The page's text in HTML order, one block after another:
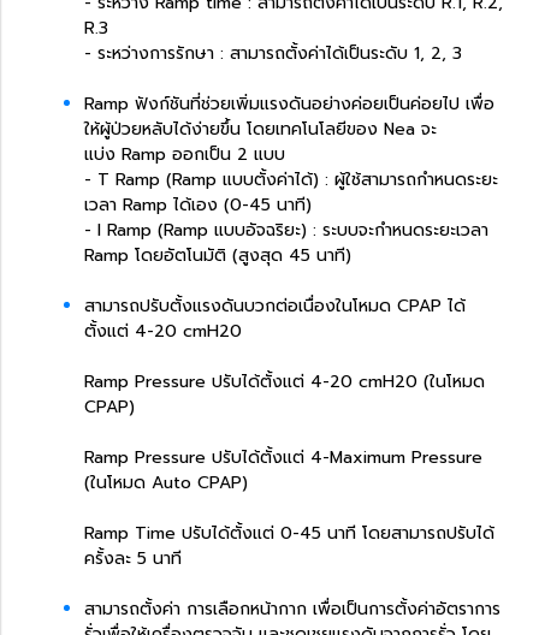
R.3
- ระหว่างการรักษา : สามารถตั้งค่าได้เป็นระดับ 1, 2, 3
Ramp ฟังก์ชันที่ช่วยเพิ่มแรงดันอย่างค่อยเป็นค่อยไป เพื่อ
ให้ผู้ป่วยหลับได้ง่ายขึ้น โดยเทคโนโลยีของ Nea จะ
แบ่ง Ramp ออกเป็น 2 แบบ
- T Ramp (Ramp แบบตั้งค่าได้) : ผู้ใช้สามารถกำหนดระยะ
เวลา Ramp ได้เอง (0-45 นาที)
- I Ramp (Ramp แบบอัจฉริยะ) : ระบบจะกำหนดระยะเวลา
Ramp โดยอัตโนมัติ (สูงสุด 45 นาที)
สามารถปรับตั้งแรงดันบวกต่อเนื่องในโหมด CPAP ได้
ตั้งแต่ 4-20 cmH20
Ramp Pressure ปรับได้ตั้งแต่ 4-20 cmH20 (ในโหมด
CPAP)
Ramp Pressure ปรับได้ตั้งแต่ 4-Maximum Pressure
(ในโหมด Auto CPAP)
Ramp Time ปรับได้ตั้งแต่ 0-45 นาที โดยสามารถปรับได้
ครั้งละ 5 นาที
สามารถตั้งค่า การเลือกหน้ากาก เพื่อเป็นการตั้งค่าอัตราการ